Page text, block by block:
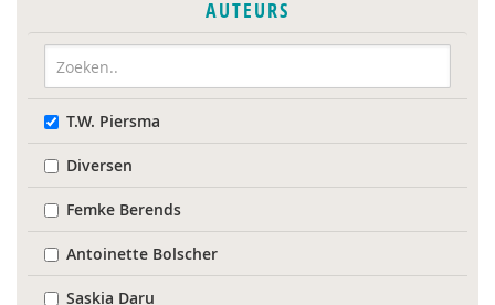
AUTEURS
T.W. Piersma
Diversen
Femke Berends
Antoinette Bolscher
Saskia Daru